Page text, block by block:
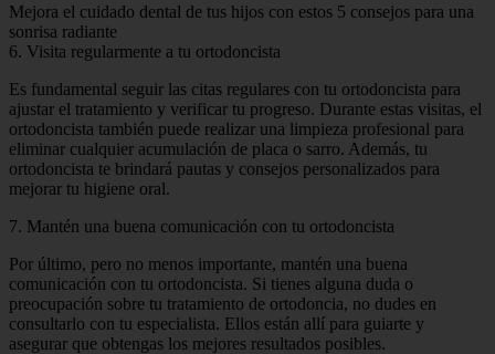
Mejora el cuidado dental de tus hijos con estos 5 consejos para una
sonrisa radiante
6. Visita regularmente a tu ortodoncista
Es fundamental seguir las citas regulares con tu ortodoncista para
ajustar el tratamiento y verificar tu progreso. Durante estas visitas, el
ortodoncista también puede realizar una limpieza profesional para
eliminar cualquier acumulación de placa o sarro. Además, tu
ortodoncista te brindará pautas y consejos personalizados para
mejorar tu higiene oral.
7. Mantén una buena comunicación con tu ortodoncista
Por último, pero no menos importante, mantén una buena
comunicación con tu ortodoncista. Si tienes alguna duda o
preocupación sobre tu tratamiento de ortodoncia, no dudes en
consultarlo con tu especialista. Ellos están allí para guiarte y
asegurar que obtengas los mejores resultados posibles.